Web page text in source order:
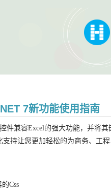
7新功能使用指南
控件兼容Excel的强大功能，并将
持让您更加轻松的为商务、工
Css